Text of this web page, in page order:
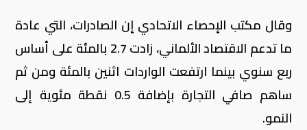
وقال مكتب الإحصاء الاتحادي إن الصادرات، التي عادة
ما تدعم الاقتصاد الألماني، زادت 2.7 بالمئة على أساس
ربع سنوي بينما ارتفعت الواردات اثنين بالمئة ومن ثم
ساهم صافي التجارة بإضافة 0.5 نقطة مئوية إلى
النمو.